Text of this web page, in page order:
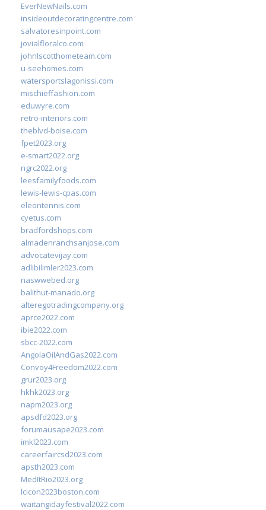
EverNewNails.com
insideoutdecoratingcentre.com
salvatoresinpoint.com
jovialfloralco.com
johnlscotthometeam.com
u-seehomes.com
watersportslagonissi.com
mischieffashion.com
eduwyre.com
retro-interiors.com
theblvd-boise.com
fpet2023.org
e-smart2022.org
ngrc2022.org
leesfamilyfoods.com
lewis-lewis-cpas.com
eleontennis.com
cyetus.com
bradfordshops.com
almadenranchsanjose.com
advocatevijay.com
adlibilimler2023.com
naswwebed.org
balithut-manado.org
alteregotradingcompany.org
aprce2022.com
ibie2022.com
sbcc-2022.com
AngolaOilAndGas2022.com
Convoy4Freedom2022.com
grur2023.org
hkhk2023.org
napm2023.org
apsdfd2023.org
forumausape2023.com
imkl2023.com
careerfaircsd2023.com
apsth2023.com
MedItRio2023.org
lcicon2023boston.com
waitangidayfestival2022.com